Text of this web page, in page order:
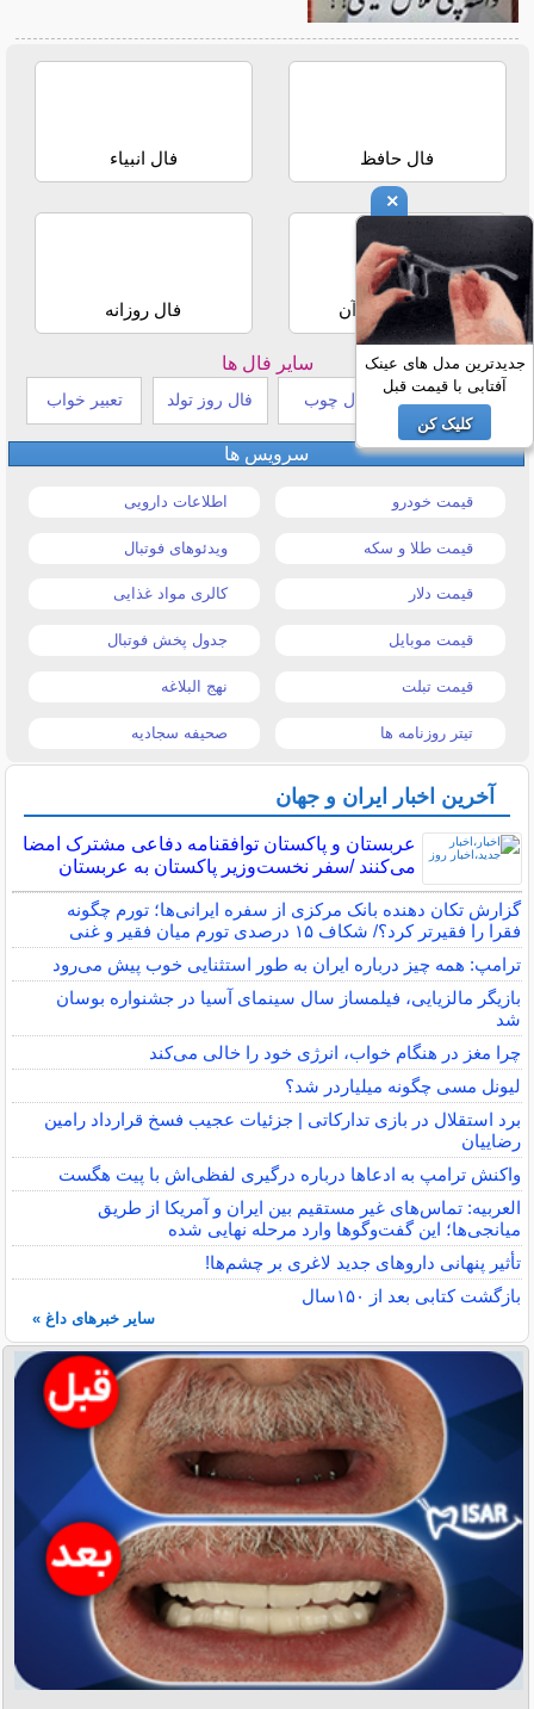
فال حافظ فال انبیاء
استخاره با قرآن فال روزانه
سایر فال ها
طالع بینی هندی فال چوب فال روز تولد تعبیر خواب
سرویس ها
قیمت خودرو اطلاعات دارویی
قیمت طلا و سکه ویدئوهای فوتبال
قیمت دلار کالری مواد غذایی
قیمت موبایل جدول پخش فوتبال
قیمت تبلت نهج البلاغه
تیتر روزنامه ها صحیفه سجادیه
آخرین اخبار ایران و جهان
عربستان و پاکستان توافقنامه دفاعی مشترک امضا
می‌کنند /سفر نخست‌وزیر پاکستان به عربستان
گزارش تکان‌ دهنده بانک مرکزی از سفره ایرانی‌ها؛ تورم چگونه
فقرا را فقیرتر کرد؟/ شکاف ۱۵ درصدی تورم میان فقیر و غنی
ترامپ: همه چیز درباره ایران به طور استثنایی خوب پیش می‌رود
بازیگر مالزیایی، فیلمساز سال سینمای آسیا در جشنواره بوسان
شد
چرا مغز در هنگام خواب، انرژی خود را خالی می‌کند
لیونل مسی چگونه میلیاردر شد؟
برد استقلال در بازی تدارکاتی | جزئیات عجیب فسخ قرارداد رامین
رضاییان
واکنش ترامپ به ادعاها درباره درگیری لفظی‌اش با پیت هگست
العربیه: تماس‌های غیر مستقیم بین ایران و آمریکا از طریق
میانجی‌ها؛ این گفت‌و‌گو‌ها وارد مرحله نهایی شده
تأثیر پنهانی داروهای جدید لاغری بر چشم‌ها!
بازگشت کتابی بعد از ۱۵۰سال
سایر خبرهای داغ »
×
جدیدترین مدل های عینک
آفتابی با قیمت قبل
کلیک کن